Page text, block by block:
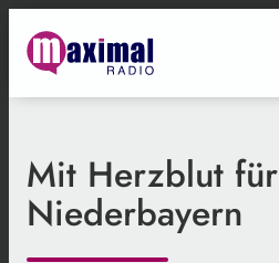
Mit Herzblut für
Niederbayern